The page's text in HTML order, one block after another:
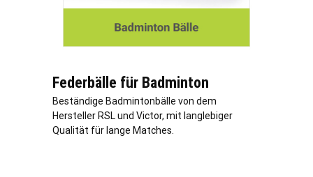
Federbälle für Badminton
Beständige Badmintonbälle von dem
Hersteller RSL und Victor, mit langlebiger
Qualität für lange Matches.